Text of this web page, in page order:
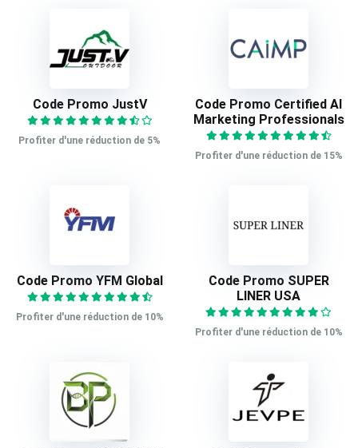
Code Promo JustV
Profiter d'une réduction de 5%
Code Promo Certified AI
Marketing Professionals
Profiter d'une réduction de 15%
Code Promo YFM Global
Profiter d'une réduction de 10%
Code Promo SUPER
LINER USA
Profiter d'une réduction de 10%